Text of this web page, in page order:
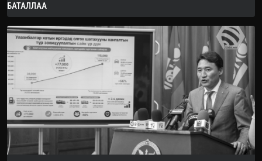
БАТАЛЛАА